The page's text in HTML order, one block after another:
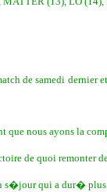
de samedi dernier
que nous ayons la
de quoi
qui a dur�